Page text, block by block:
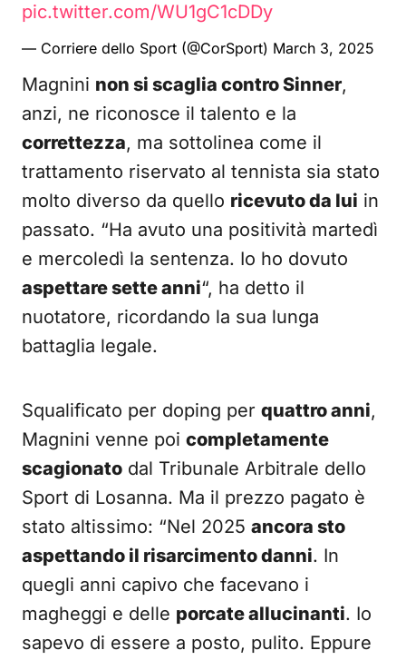
pic.twitter.com/WU1gC1cDDy
— Corriere dello Sport (@CorSport) March 3, 2025
Magnini non si scaglia contro Sinner,
anzi, ne riconosce il talento e la
correttezza, ma sottolinea come il
trattamento riservato al tennista sia stato
molto diverso da quello ricevuto da lui in
passato. “Ha avuto una positività martedì
e mercoledì la sentenza. Io ho dovuto
aspettare sette anni“, ha detto il
nuotatore, ricordando la sua lunga
battaglia legale.
Squalificato per doping per quattro anni,
Magnini venne poi completamente
scagionato dal Tribunale Arbitrale dello
Sport di Losanna. Ma il prezzo pagato è
stato altissimo: “Nel 2025 ancora sto
aspettando il risarcimento danni. In
quegli anni capivo che facevano i
magheggi e delle porcate allucinanti. Io
sapevo di essere a posto, pulito. Eppure